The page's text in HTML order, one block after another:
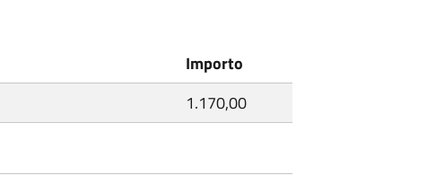
Importo
1.170,00